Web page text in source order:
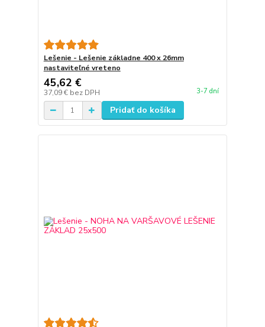
Lešenie - Lešenie základne 400 x 26mm
nastaviteľné vreteno
45,62 €
37,09 € bez DPH 3-7 dní
Pridať do košíka